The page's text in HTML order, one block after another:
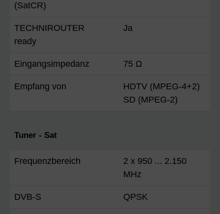
(SatCR)
TECHNIROUTER
ready
Ja
Eingangsimpedanz 75 Ω
Empfang von
HDTV (MPEG-4+2)
SD (MPEG-2)
Tuner - Sat
Frequenzbereich
2 x 950 ... 2.150
MHz
DVB-S QPSK